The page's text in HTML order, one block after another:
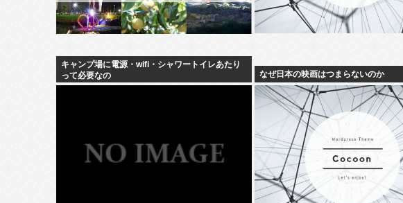
キャンプ場に電源・wifi・シャワートイレあたり
って必要なの
なぜ日本の映画はつまらないのか